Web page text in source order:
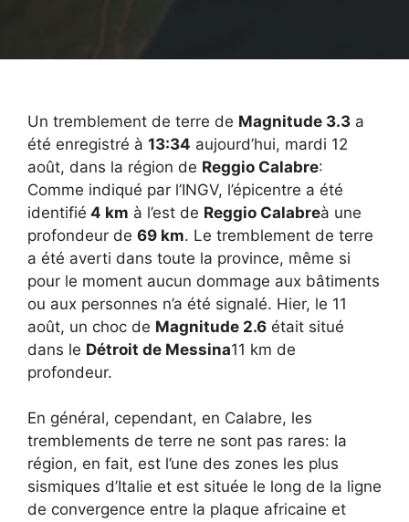
Un tremblement de terre de Magnitude 3.3 a
été enregistré à 13:34 aujourd’hui, mardi 12
août, dans la région de Reggio Calabre:
Comme indiqué par l’INGV, l’épicentre a été
identifié 4 km à l’est de Reggio Calabreà une
profondeur de 69 km. Le tremblement de terre
a été averti dans toute la province, même si
pour le moment aucun dommage aux bâtiments
ou aux personnes n’a été signalé. Hier, le 11
août, un choc de Magnitude 2.6 était situé
dans le Détroit de Messina11 km de
profondeur.
En général, cependant, en Calabre, les
tremblements de terre ne sont pas rares: la
région, en fait, est l’une des zones les plus
sismiques d’Italie et est située le long de la ligne
de convergence entre la plaque africaine et